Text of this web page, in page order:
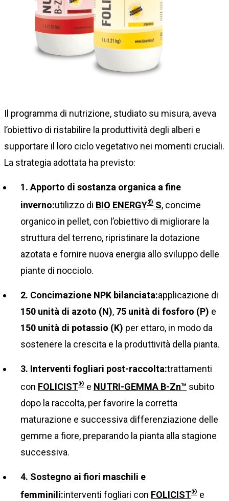
Il programma di nutrizione, studiato su misura, aveva
l’obiettivo di ristabilire la produttività degli alberi e
supportare il loro ciclo vegetativo nei momenti cruciali.
La strategia adottata ha previsto:
1. Apporto di sostanza organica a fine
inverno:utilizzo di BIO ENERGY® S, concime
organico in pellet, con l’obiettivo di migliorare la
struttura del terreno, ripristinare la dotazione
azotata e fornire nuova energia allo sviluppo delle
piante di nocciolo.
2. Concimazione NPK bilanciata:applicazione di
150 unità di azoto (N), 75 unità di fosforo (P) e
150 unità di potassio (K) per ettaro, in modo da
sostenere la crescita e la produttività della pianta.
3. Interventi fogliari post-raccolta:trattamenti
con FOLICIST® e NUTRI-GEMMA B-Zn™ subito
dopo la raccolta, per favorire la corretta
maturazione e successiva differenziazione delle
gemme a fiore, preparando la pianta alla stagione
successiva.
4. Sostegno ai fiori maschili e
femminili:interventi fogliari con FOLICIST® e